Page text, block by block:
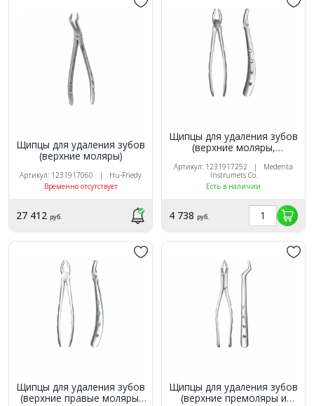
Щипцы для удаления зубов
(верхние моляры)
Артикул: 1231917060 | Hu-Friedy
Временно отсутствует
27 412 руб.
Щипцы для удаления зубов
(верхние моляры,
Артикул: 1231917252 | Medenta
Instrumets Co.
Есть в наличии
4 738 руб.
Щипцы для удаления зубов
(верхние правые моляры,
Щипцы для удаления зубов
(верхние премоляры и